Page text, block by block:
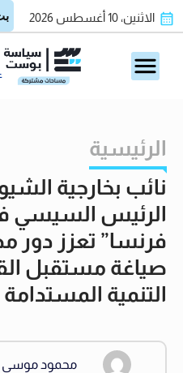
الاثنين، 10 أغسطس 2026
الرئيسية
نائب بخارجية
الرئيس السيسي
فرنسا” تعزز دور
صياغة مستقبل
التنمية المستدامة
محمود موسى